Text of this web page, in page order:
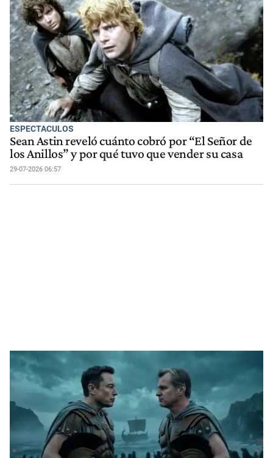
ESPECTACULOS
Sean Astin reveló cuánto cobró por “El Señor de
los Anillos” y por qué tuvo que vender su casa
29-07-2026 06:57